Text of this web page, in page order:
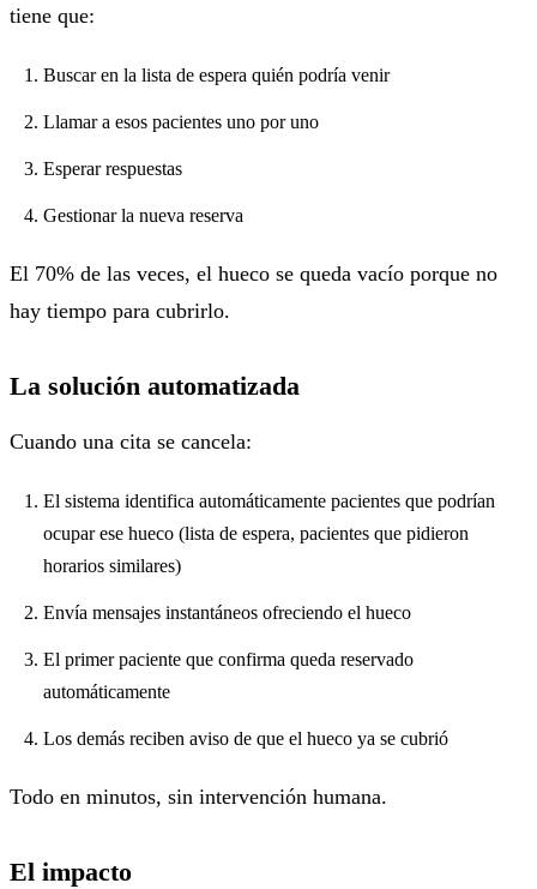
tiene que:
Buscar en la lista de espera quién podría venir
Llamar a esos pacientes uno por uno
Esperar respuestas
Gestionar la nueva reserva
El 70% de las veces, el hueco se queda vacío porque no
hay tiempo para cubrirlo.
La solución automatizada
Cuando una cita se cancela:
El sistema identifica automáticamente pacientes que podrían
ocupar ese hueco (lista de espera, pacientes que pidieron
horarios similares)
Envía mensajes instantáneos ofreciendo el hueco
El primer paciente que confirma queda reservado
automáticamente
Los demás reciben aviso de que el hueco ya se cubrió
Todo en minutos, sin intervención humana.
El impacto